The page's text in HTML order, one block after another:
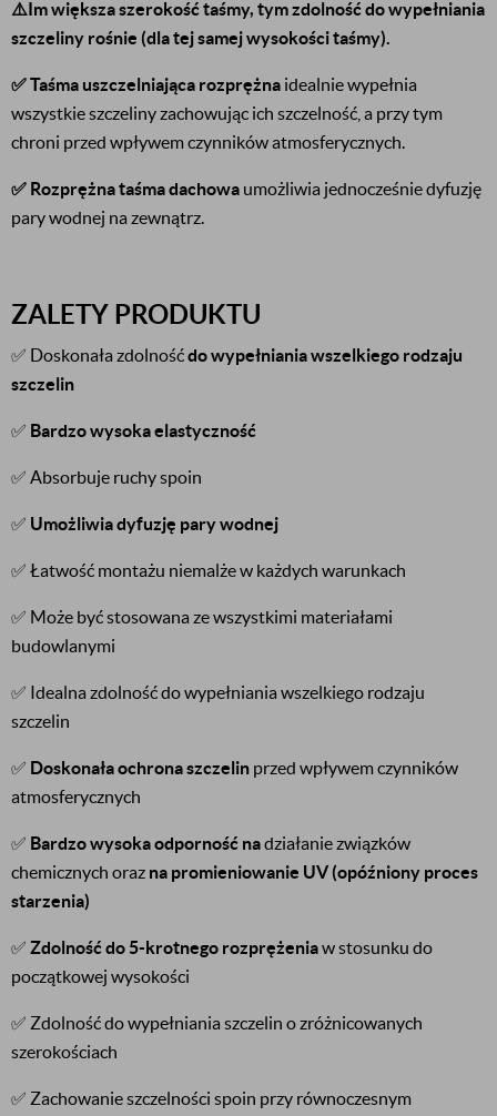
⚠️Im większa szerokość taśmy, tym zdolność do wypełniania
szczeliny rośnie (dla tej samej wysokości taśmy).
✅Taśma uszczelniająca rozprężna idealnie wypełnia
wszystkie szczeliny zachowując ich szczelność, a przy tym
chroni przed wpływem czynników atmosferycznych.
✅ Rozprężna taśma dachowa umożliwia jednocześnie dyfuzję
pary wodnej na zewnątrz.
ZALETY PRODUKTU
✅ Doskonała zdolnośćdo wypełniania wszelkiego rodzaju
szczelin
✅ Bardzo wysoka elastyczność
✅ Absorbuje ruchy spoin
✅ Umożliwia dyfuzję pary wodnej
✅ Łatwość montażu niemalże w każdych warunkach
✅ Może być stosowana ze wszystkimi materiałami
budowlanymi
✅ Idealna zdolność do wypełniania wszelkiego rodzaju
szczelin
✅ Doskonała ochrona szczelin przed wpływem czynników
atmosferycznych
✅ Bardzo wysoka odporność nadziałanie związków
chemicznych oraz na promieniowanie UV (opóźniony proces
starzenia)
✅ Zdolność do 5-krotnego rozprężeniaw stosunku do
początkowej wysokości
✅ Zdolność do wypełniania szczelin o zróżnicowanych
szerokościach
✅ Zachowanie szczelności spoin przy równoczesnym